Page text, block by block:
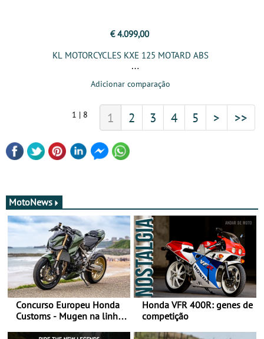
€ 4.099,00
KL MOTORCYCLES KXE 125 MOTARD ABS
Adicionar comparação
1 | 8 1 2 3 4 5 > >>
MotoNews
Concurso Europeu Honda
Customs - Mugen na linha
Honda VFR 400R: genes de
competição